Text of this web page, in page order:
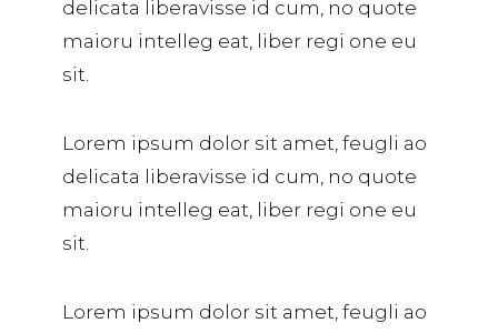
delicata liberavisse id cum, no quote
maioru intelleg eat, liber regi one eu
sit.
Lorem ipsum dolor sit amet, feugli ao
delicata liberavisse id cum, no quote
maioru intelleg eat, liber regi one eu
sit.
Lorem ipsum dolor sit amet, feugli ao